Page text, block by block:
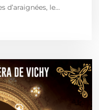
d’araignées, le…